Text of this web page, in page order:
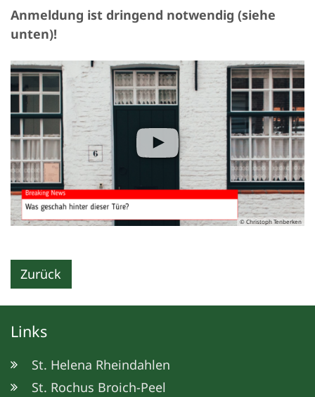
Anmeldung ist dringend notwendig (siehe
unten)!
© Christoph Tenberken
Zurück
Links
St. Helena Rheindahlen
St. Rochus Broich-Peel